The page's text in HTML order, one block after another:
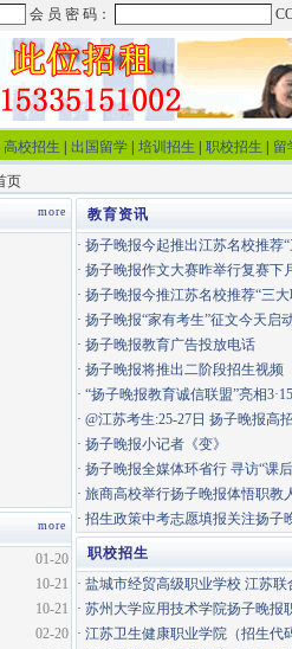
高校招生 出国留学 培训招生 职校招生 留
页
教育资讯
· 扬子晚报今起推出江苏名校推荐“
· 扬子晚报作文大赛昨举行复赛下
· 扬子晚报今推江苏名校推荐“三大
· 扬子晚报“家有考生”征文今天启
· 扬子晚报教育广告投放电话
· 扬子晚报将推出二阶段招生视频
· “扬子晚报教育诚信联盟”亮相3·15
· @江苏考生:25-27日 扬子晚报高
· 扬子晚报小记者《变》
· 扬子晚报全媒体环省行 寻访“课
· 旅商高校举行扬子晚报体悟职教
· 招生政策中考志愿填报关注扬子
职校招生
· 盐城市经贸高级职业学校 江苏联
· 苏州大学应用技术学院扬子晚报
· 江苏卫生健康职业学院（招生代
more
more
01-20
10-21
10-21
02-20